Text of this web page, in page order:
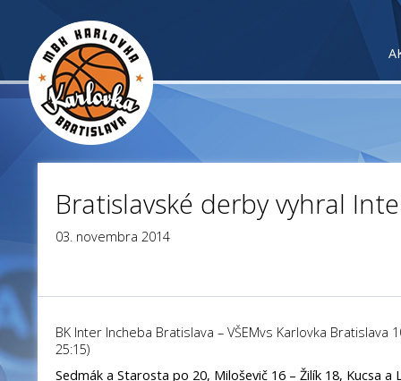
Bratislavské derby vyhral
03. novembra 2014
BK Inter Incheba Bratislava – VŠEMvs Karlovka Bratislava
25:15)
Sedmák a Starosta po 20, Miloševič 16 – Žilík 18, Kucsa a